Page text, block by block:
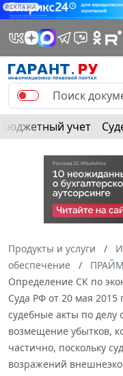
РЕКЛАМА
Бюджетный учет
Продукты и услуги
обеспечение
ПРАЙМ
Определение СК по
Суда РФ от 20 мая 2015
судебные акты по делу
возмещение убытков,
частично, поскольку
возражений